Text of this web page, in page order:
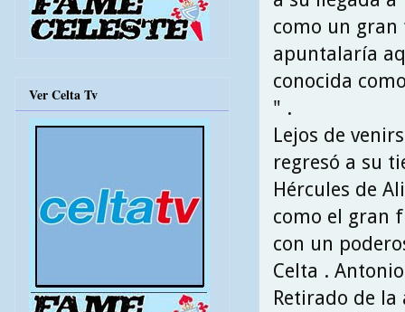
como un gran
apuntalaría
conocida
" .
Lejos de
regresó a su
Hércules de
como el gran
con un
Celta .
Retirado de
Ver Celta Tv